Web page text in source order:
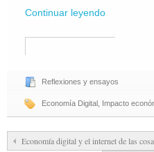
Continuar leyendo
Reflexiones y ensayos
Economía Digital Impacto
Economía digital y el internet de las